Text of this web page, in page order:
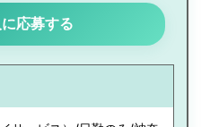
応募する